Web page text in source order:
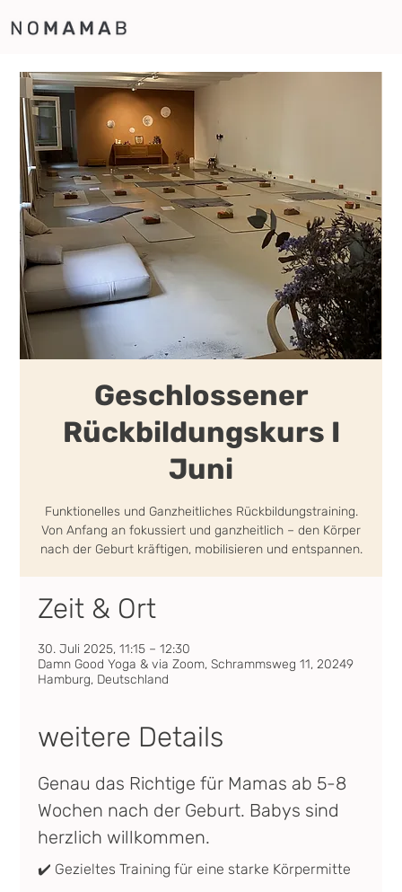
Geschlossener
Rückbildungskurs I
Juni
Funktionelles und Ganzheitliches Rückbildungstraining.
Von Anfang an fokussiert und ganzheitlich – den Körper
nach der Geburt kräftigen, mobilisieren und entspannen.
Zeit & Ort
30. Juli 2025, 11:15 – 12:30
Damn Good Yoga & via Zoom, Schrammsweg 11, 20249
Hamburg, Deutschland
weitere Details
Genau das Richtige für Mamas ab 5-8
Wochen nach der Geburt. Babys sind
herzlich willkommen.
✔️ Gezieltes Training für eine starke Körpermitte